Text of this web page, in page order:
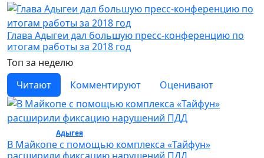
Глава Адыгеи дал большую пресс-конференцию по
итогам работы за 2018 год
Топ за неделю
Читают
Комментируют Оценивают
Адыгея/ Общество
В Майкопе с помощью комплекса «Тайфун»